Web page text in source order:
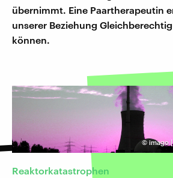
übernimmt. Eine Paartherapeutin
unserer Beziehung
können.
© imago
Reaktorkatastrophen